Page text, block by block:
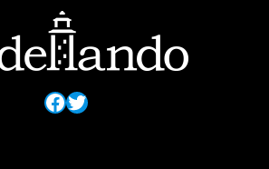
Facebook
Twitter